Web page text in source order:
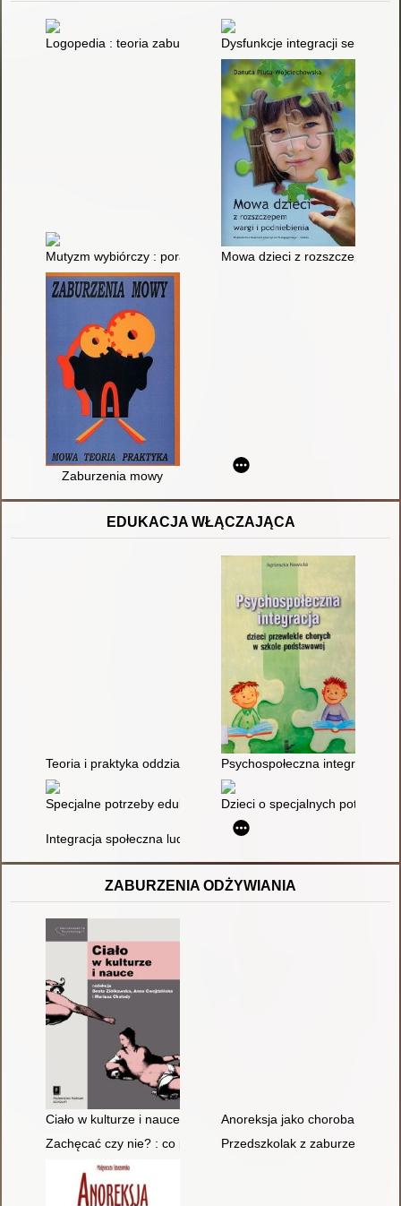
Logopedia : teoria zaburzeń mowyDysfunkcje integracji
Mutyzm wybiórczy : poradnik dla rodziców, nauczycieli i
Mowa dzieci z rozszczepem
Zaburzenia mowy
EDUKACJA WŁĄCZAJĄCA
Teoria i praktyka oddziaływań profilaktyczno-wspierających
Psychospołeczna integracja
Specjalne potrzeby edukacyjne : wskazówki dla nauczycieli
Dzieci o specjalnych
Integracja społeczna ludzi niepełnosprawnych-zadania
ZABURZENIA ODŻYWIANIA
Ciało w kulturze i nauce
Anoreksja jako choroba oparta
Zachęcać czy nie? : co powinien zrobić nauczyciel, gdy
Przedszkolak z zaburzeniami